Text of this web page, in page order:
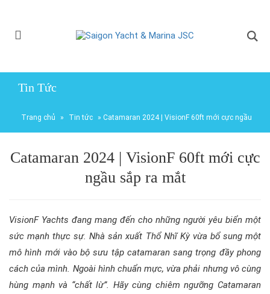
Tin Tức
Trang chủ » Tin tức » Catamaran 2024 | VisionF 60ft mới cực ngầu
Catamaran 2024 | VisionF 60ft mới cực
ngầu sắp ra mắt
VisionF Yachts đang mang đến cho những người yêu biển một
sức mạnh thực sự. Nhà sản xuất Thổ Nhĩ Kỳ vừa bổ sung một
mô hình mới vào bộ sưu tập catamaran sang trọng đầy phong
cách của mình. Ngoài hình chuẩn mực, vừa phải nhưng vô cùng
hùng mạnh và “chất lừ”. Hãy cùng chiêm ngưỡng Catamaran